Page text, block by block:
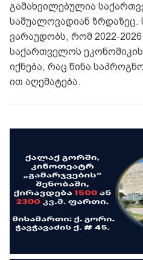
გამახვილებულია
საშუალოვადიან ზრდაზეც.
ვარაუდობს, რომ 2022-
საქართველოს
იქნება, რაც წინა
ით აღემატება.